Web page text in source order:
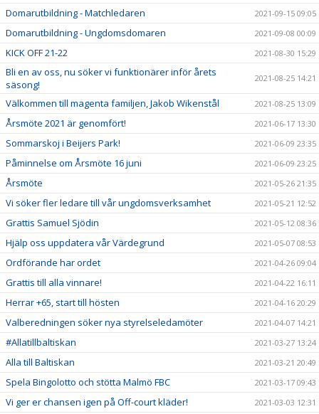
Domarutbildning - Matchledaren 2021-09-15 09:05
Domarutbildning - Ungdomsdomaren 2021-09-08 00:09
KICK OFF 21-22 2021-08-30 15:29
Bli en av oss, nu söker vi funktionärer inför årets
säsong!
2021-08-25 14:21
Välkommen till magenta familjen, Jakob Wikenstål 2021-08-25 13:09
Årsmöte 2021 är genomfört! 2021-06-17 13:30
Sommarskoj i Beijers Park! 2021-06-09 23:35
Påminnelse om Årsmöte 16 juni 2021-06-09 23:25
Årsmöte 2021-05-26 21:35
Vi söker fler ledare till vår ungdomsverksamhet 2021-05-21 12:52
Grattis Samuel Sjödin 2021-05-12 08:36
Hjälp oss uppdatera vår Värdegrund 2021-05-07 08:53
Ordförande har ordet 2021-04-26 09:04
Grattis till alla vinnare! 2021-04-22 16:11
Herrar +65, start till hösten 2021-04-16 20:29
Valberedningen söker nya styrelseledamöter 2021-04-07 14:21
#Allatillbaltiskan 2021-03-27 13:24
Alla till Baltiskan 2021-03-21 20:49
Spela Bingolotto och stötta Malmö FBC 2021-03-17 09:43
Vi ger er chansen igen på Off-court kläder! 2021-03-03 12:31